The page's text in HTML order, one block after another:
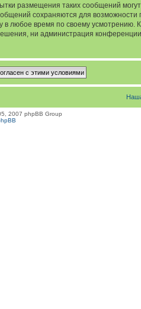
размещения таких сообщений
сохраняются для
время по своему усмотрению.
ни администрация
2007 phpBB Group